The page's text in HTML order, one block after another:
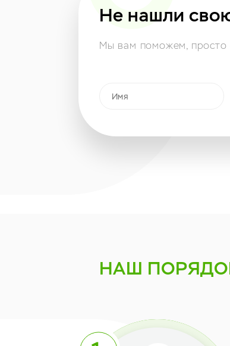
Не нашли
Мы вам поможем, просто
НАШ